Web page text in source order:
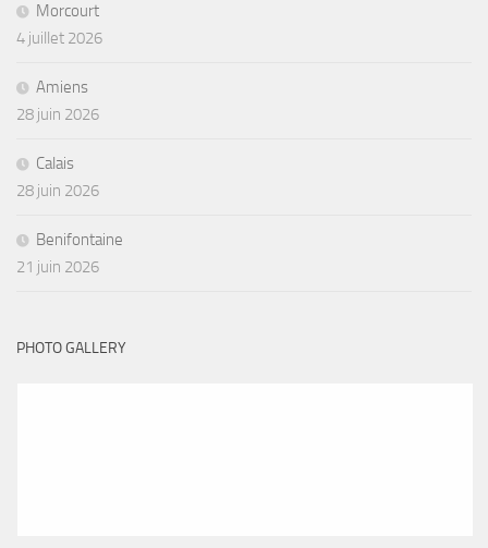
Morcourt
4 juillet 2026
Amiens
28 juin 2026
Calais
28 juin 2026
Benifontaine
21 juin 2026
PHOTO GALLERY